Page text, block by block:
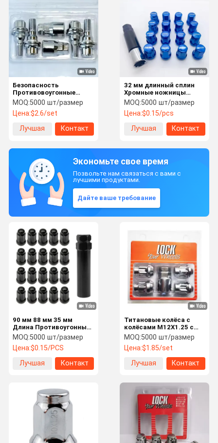
Безопасность
Противовоугонные
колёса Натки M12X1.5
M12X1.25 Набор 4+2 10
класс
MOQ:5000 шт/размер
Цена:$2.6/set
Лучшая
Контакт
32 мм длинный сплин
Хромные ножницы
M12x1.5 для Nissan
Great Wall
MOQ:5000 шт/размер
Цена:$0.15/pcs
Лучшая
Контакт
Экономьте свое время
Позвольте нам связаться с вами с
лучшими продуктами.
Дайте ваше требование
Титановые колёса с
колёсами M12X1.25 с
40Cr стальным
материалом диаметром
22.7 мм
MOQ:5000 шт/размер
Цена:$1.85/set
Лучшая
Контакт
90 мм 88 мм 35 мм
Длина Противоугонные
накидные орехи
Хромные колеса орехи
Алюминий
MOQ:5000 шт/размер
Цена:$0.15/PCS
Лучшая
Контакт